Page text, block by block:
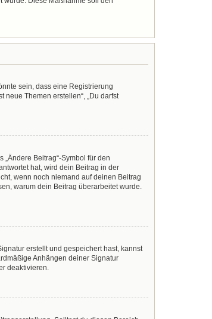
sein, dass eine Registrierung
Themen erstellen“, „Du darfst
Beitrag“-Symbol für den
hat, wird dein Beitrag in der
wenn noch niemand auf deinen Beitrag
warum dein Beitrag überarbeitet wurde.
erstellt und gespeichert hast, kannst
Anhängen deiner Signatur
deaktivieren.